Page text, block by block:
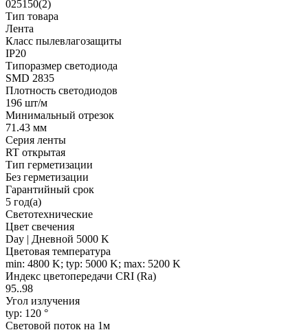
025150(2)
Тип товара
Лента
Класс пылевлагозащиты
IP20
Типоразмер светодиода
SMD 2835
Плотность светодиодов
196 шт/м
Минимальный отрезок
71.43 мм
Серия ленты
RT открытая
Тип герметизации
Без герметизации
Гарантийный срок
5 год(а)
Светотехнические
Цвет свечения
Day | Дневной 5000 K
Цветовая температура
min: 4800 K; typ: 5000 K; max: 5200 K
Индекс цветопередачи CRI (Ra)
95..98
Угол излучения
typ: 120 °
Световой поток на 1м